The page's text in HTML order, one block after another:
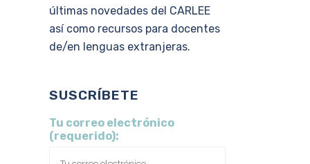
últimas novedades del CARLEE
así como recursos para docentes
de/en lenguas extranjeras.
SUSCRÍBETE
Tu correo electrónico
(requerido):